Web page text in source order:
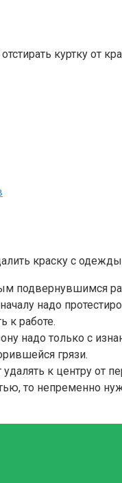
куртку от
краску с
подвернувшимся
надо
к работе.
надо только с
грязи.
удалять к центру от
то непременно